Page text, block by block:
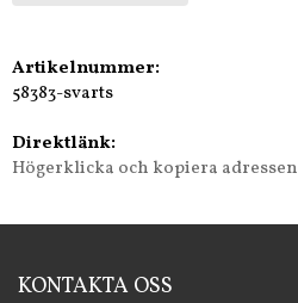
Artikelnummer:
58383-svarts
Direktlänk:
Högerklicka och kopiera adressen
KONTAKTA OSS